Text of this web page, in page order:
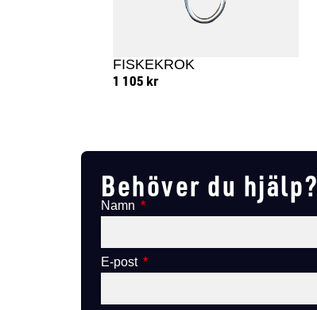
FISKEKROK
1 105 kr
Behöver du hjälp?
Namn
E-post